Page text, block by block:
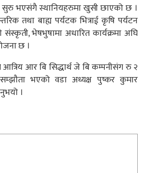
सुरु भएसंगै स्थानियहरुमा खुसी छाएको छ ।
तथा बाह्य पर्यटक भित्राई कृषि पर्यटन
भेषभुषामा अधारित कार्यक्रमा अघि
छ ।
आत्रिय आर बि सिद्धार्थ जे बि कम्पनीसंग रु २
भएको वडा अध्यक्ष पुष्कर कुमार
।